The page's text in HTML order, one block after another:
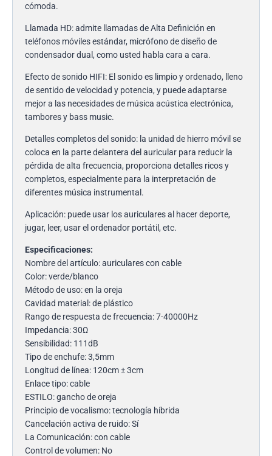
cómoda.
Llamada HD: admite llamadas de Alta Definición en
teléfonos móviles estándar, micrófono de diseño de
condensador dual, como usted habla cara a cara.
Efecto de sonido HIFI: El sonido es limpio y ordenado, lleno
de sentido de velocidad y potencia, y puede adaptarse
mejor a las necesidades de música acústica electrónica,
tambores y bass music.
Detalles completos del sonido: la unidad de hierro móvil se
coloca en la parte delantera del auricular para reducir la
pérdida de alta frecuencia, proporciona detalles ricos y
completos, especialmente para la interpretación de
diferentes música instrumental.
Aplicación: puede usar los auriculares al hacer deporte,
jugar, leer, usar el ordenador portátil, etc.
Especificaciones:
Nombre del artículo: auriculares con cable
Color: verde/blanco
Método de uso: en la oreja
Cavidad material: de plástico
Rango de respuesta de frecuencia: 7-40000Hz
Impedancia: 30Ω
Sensibilidad: 111dB
Tipo de enchufe: 3,5mm
Longitud de línea: 120cm ± 3cm
Enlace tipo: cable
ESTILO: gancho de oreja
Principio de vocalismo: tecnología híbrida
Cancelación activa de ruido: Sí
La Comunicación: con cable
Control de volumen: No